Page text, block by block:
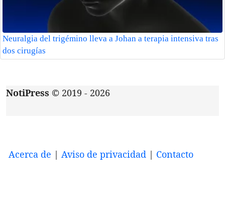
Neuralgia del trigémino lleva a Johan a terapia intensiva tras
dos cirugías
NotiPress © 2019 - 2026
Acerca de | Aviso de privacidad | Contacto